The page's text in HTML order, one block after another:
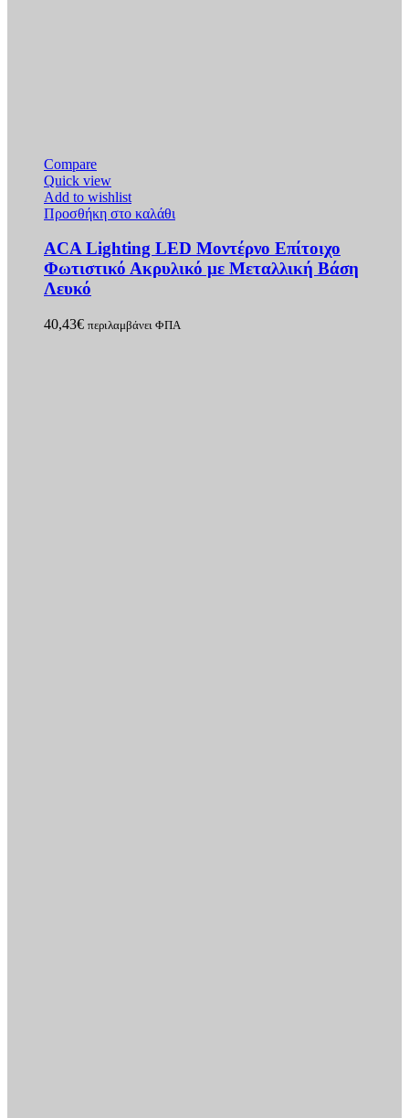
Compare
Quick view
Add to wishlist
Προσθήκη στο καλάθι
ACA Lighting LED Μοντέρνο Επίτοιχο
Φωτιστικό Ακρυλικό με Μεταλλική Βάση
Λευκό
40,43€ περιλαμβάνει ΦΠΑ